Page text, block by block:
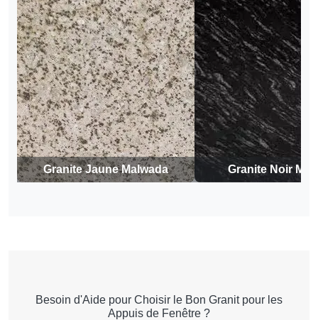
Granite Jaune Malwada Granite Noir
Besoin d'Aide pour Choisir le Bon Granit pour les
Appuis de Fenêtre ?